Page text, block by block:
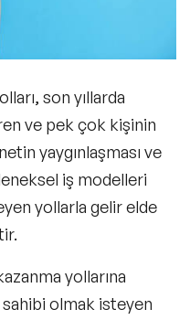
son yıllarda
ve pek çok kişinin
yaygınlaşması ve
iş modelleri
yollarla gelir elde
yollarına
olmak isteyen